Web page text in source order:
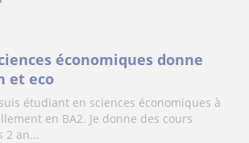
économiques donne
et eco
étudiant en sciences économiques à
en BA2. Je donne des cours
2 an...